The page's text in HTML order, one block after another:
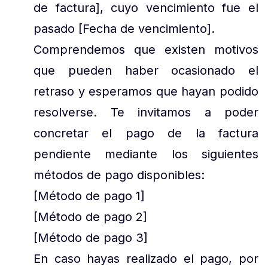
de factura], cuyo vencimiento fue el
pasado [Fecha de vencimiento].
Comprendemos que existen motivos
que pueden haber ocasionado el
retraso y esperamos que hayan podido
resolverse. Te invitamos a poder
concretar el pago de la factura
pendiente mediante los siguientes
métodos de pago disponibles:
[Método de pago 1]
[Método de pago 2]
[Método de pago 3]
En caso hayas realizado el pago, por